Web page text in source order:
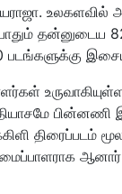
உலகளவில்
தன்னுடைய 82
பின்னணி
திரைப்படம்